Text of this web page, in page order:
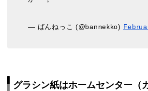
— ばんねっこ (@bannekko)
グラシン紙はホームセンター（